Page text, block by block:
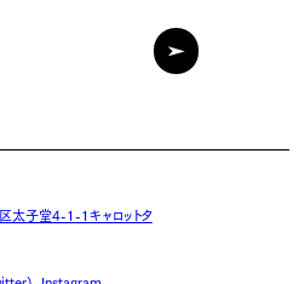
太子堂4-1-1キャロットタ